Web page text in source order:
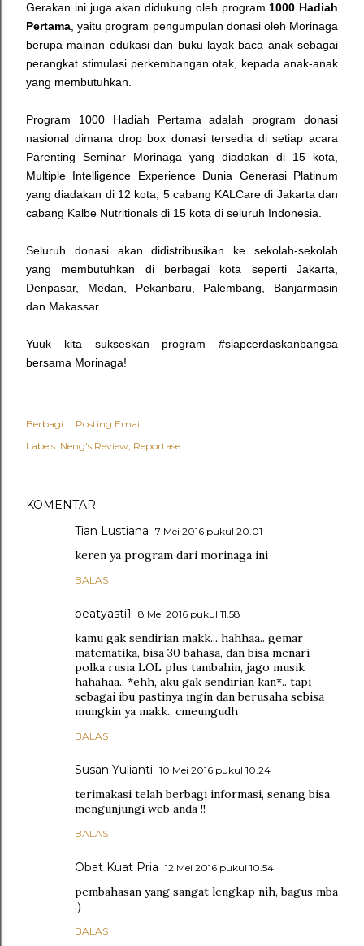
Gerakan ini juga akan didukung oleh program 1000 Hadiah
Pertama, yaitu program pengumpulan donasi oleh Morinaga
berupa mainan edukasi dan buku layak baca anak sebagai
perangkat stimulasi perkembangan otak, kepada anak-anak
yang membutuhkan.
Program 1000 Hadiah Pertama adalah program donasi
nasional dimana drop box donasi tersedia di setiap acara
Parenting Seminar Morinaga yang diadakan di 15 kota,
Multiple Intelligence Experience Dunia Generasi Platinum
yang diadakan di 12 kota, 5 cabang KALCare di Jakarta dan
cabang Kalbe Nutritionals di 15 kota di seluruh Indonesia.
Seluruh donasi akan didistribusikan ke sekolah-sekolah
yang membutuhkan di berbagai kota seperti Jakarta,
Denpasar, Medan, Pekanbaru, Palembang, Banjarmasin
dan Makassar.
Yuuk kita sukseskan program #siapcerdaskanbangsa
bersama Morinaga!
Berbagi
Posting Email
Labels: Neng's Review Reportase
KOMENTAR
Tian Lustiana 7 Mei 2016 pukul 20.01
keren ya program dari morinaga ini
BALAS
beatyasti1 8 Mei 2016 pukul 11.58
kamu gak sendirian makk... hahhaa.. gemar
matematika, bisa 30 bahasa, dan bisa menari
polka rusia LOL plus tambahin, jago musik
hahahaa.. *ehh, aku gak sendirian kan*.. tapi
sebagai ibu pastinya ingin dan berusaha sebisa
mungkin ya makk.. cmeungudh
BALAS
Susan Yulianti 10 Mei 2016 pukul 10.24
terimakasi telah berbagi informasi, senang bisa
mengunjungi web anda !!
BALAS
Obat Kuat Pria 12 Mei 2016 pukul 10.54
pembahasan yang sangat lengkap nih, bagus mba
:)
BALAS